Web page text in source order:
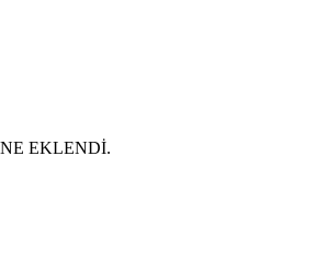
EKLENDİ.